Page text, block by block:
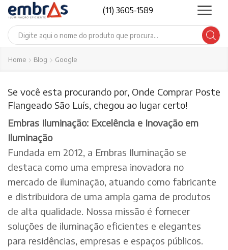
(11) 3605-1589
Search
Home Blog Google
Se você esta procurando por, Onde Comprar Poste
Flangeado São Luís, chegou ao lugar certo!
Embras Iluminação: Excelência e Inovação em
Iluminação
Fundada em 2012, a Embras Iluminação se
destaca como uma empresa inovadora no
mercado de iluminação, atuando como fabricante
e distribuidora de uma ampla gama de produtos
de alta qualidade. Nossa missão é fornecer
soluções de iluminação eficientes e elegantes
para residências, empresas e espaços públicos.